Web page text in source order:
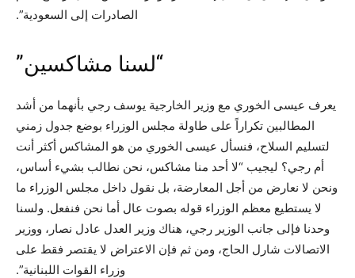
الصادرات إلى السعودية”.
“لسنا مشاكسين”
يعرف عيسى الخوري مع وزير الخارجية يوسف رجي بأنهما من أشد
المطالبين تكراراً على طاولة مجلس الوزراء بوضع جدول زمني
لتسليم السلاح، فنسأل عيسى الخوري من هو المشاكس أكثر أنت
أم رجي؟ ليجيب “لا أحد منا مشاكس، نحن نطالب بشيء أساس،
ونحن لا نعارض من أجل المعارضة، بل نقول داخل مجلس الوزراء ما
لا يستطيع معظم الوزراء قوله بصوت عال أما نحن فنفعل. ولسنا
وحدنا فإلى جانب الوزير رجي، هناك وزير العدل عادل نصار، ووزير
الاتصالات شارل الحاج، ومن ثم فإن الاعتراض لا يقتصر فقط على
وزراء القوات اللبنانية”.